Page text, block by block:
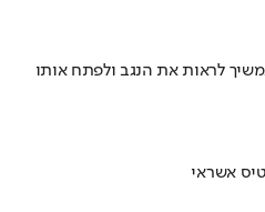
לראות את הנגב ולפתח אותו